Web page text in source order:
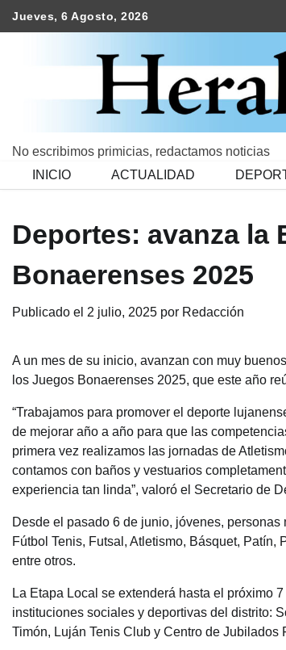
Jueves, 6 Agosto, 2026
No escribimos primicias, redactamos noticias
INICIO
ACTUALIDAD
Deportes: avanza la
Bonaerenses 2025
Publicado el 2 julio, 2025 por Redacción
A un mes de su inicio, avanzan con muy
los Juegos Bonaerenses 2025, que este año
“Trabajamos para promover el deporte
de mejorar año a año para que las
primera vez realizamos las jornadas de
contamos con baños y vestuarios
experiencia tan linda”, valoró el Secretario de
Desde el pasado 6 de junio, jóvenes,
Fútbol Tenis, Futsal, Atletismo, Básquet, Patín,
entre otros.
La Etapa Local se extenderá hasta el próximo
instituciones sociales y deportivas del distrito:
Timón, Luján Tenis Club y Centro de Jubilados